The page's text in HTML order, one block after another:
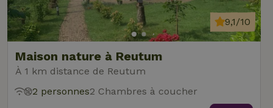
Maison nature à Reutum
À 1 km distance de Reutum
9,1/10
2 personnes2 Chambres à coucher